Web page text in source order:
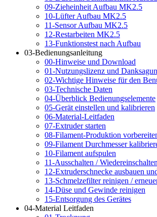
09-Zieheinheit Aufbau MK2.5
10-Lüfter Aufbau MK2.5
11-Sensor Aufbau MK2.5
12-Restarbeiten MK2.5
13-Funktionstest nach Aufbau
03-Bedienungsanleitung
00-Hinweise und Download
01-Nutzungslizenz und
02-Wichtige Hinweise für den
03-Technische Daten
04-Überblick Bedienungselemente
05-Gerät einstellen und kalibrieren
06-Material-Leitfaden
07-Extruder starten
08-Filament-Produktion
09-Filament Durchmesser
10-Filament aufspulen
11-Ausschalten /
12-Extruderschnecke ausbauen
13-Schmelzefilter reinigen /
14-Düse und Gewinde reinigen
15-Entsorgung des Gerätes
04-Material Leitfaden